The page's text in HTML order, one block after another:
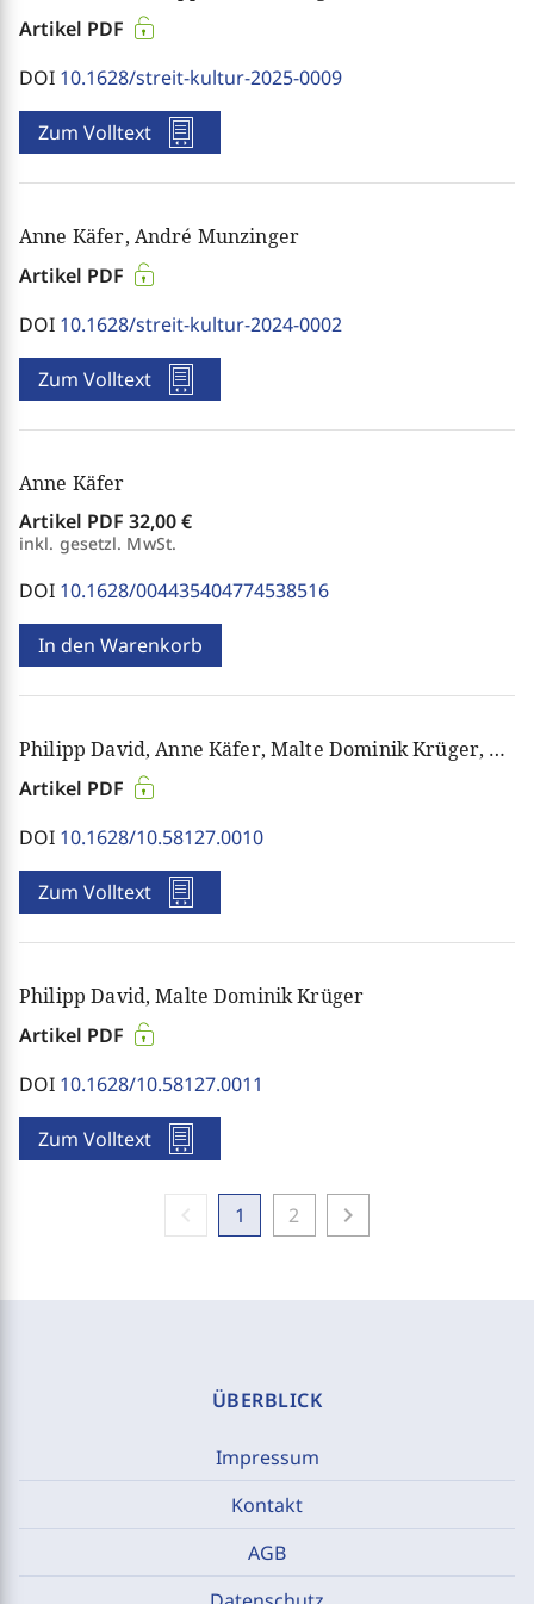
Artikel PDF
DOI 10.1628/streit-kultur-2025-0009
Zum Volltext
Anne Käfer, André Munzinger
Artikel PDF
DOI 10.1628/streit-kultur-2024-0002
Zum Volltext
Anne Käfer
Artikel PDF 32,00 €
inkl. gesetzl. MwSt.
DOI 10.1628/004435404774538516
In den Warenkorb
Philipp David, Anne Käfer, Malte Dominik Krüger, André Munzinger, Christian Polke
Artikel PDF
DOI 10.1628/10.58127.0010
Zum Volltext
Philipp David, Malte Dominik Krüger
Artikel PDF
DOI 10.1628/10.58127.0011
Zum Volltext
1 2 chevron_right
ÜBERBLICK
Impressum
Kontakt
AGB